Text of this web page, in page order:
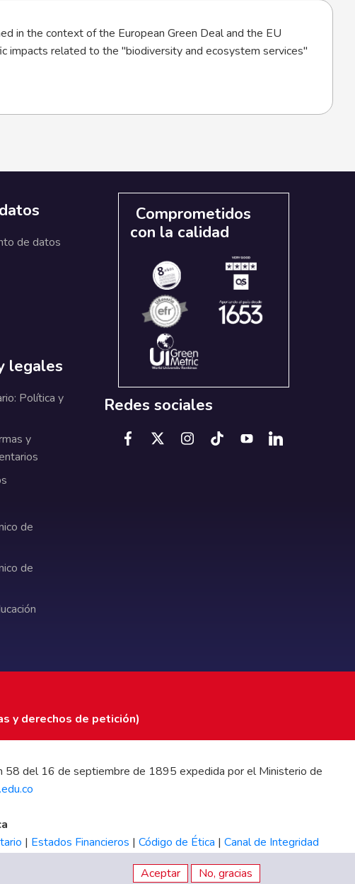
in the context of the European Green Deal and the EU
related to the "biodiversity and ecosystem services"
de datos
legales
Política y
y
de
de
Comprometidos
con la calidad
Redes sociales
y derechos de petición)
58 del 16 de septiembre de 1895 expedida por el Ministerio de
| Estados Financieros | Código de Ética | Canal de Integridad
Aceptar No, gracias